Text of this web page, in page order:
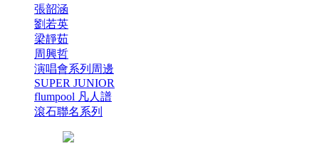
張韶涵
劉若英
梁靜茹
周興哲
演唱會系列周邊
SUPER JUNIOR
flumpool 凡人譜
滾石聯名系列